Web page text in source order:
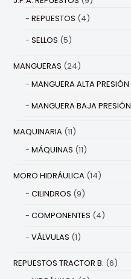
REPUESTOS (4)
SELLOS (5)
MANGUERAS (24)
MANGUERA ALTA PRESIÓN
MANGUERA BAJA PRESIÓN
MAQUINARIA (11)
MÁQUINAS (11)
MORO HIDRÁULICA (14)
CILINDROS (9)
COMPONENTES (4)
VÁLVULAS (1)
REPUESTOS TRACTOR B. (6)